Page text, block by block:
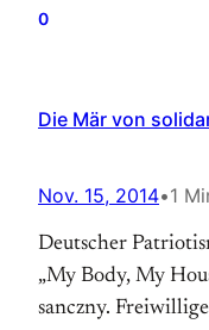
0
Die Mär von
Nov. 15, 2014•1
Deutscher
„My Body, My
sanczny.